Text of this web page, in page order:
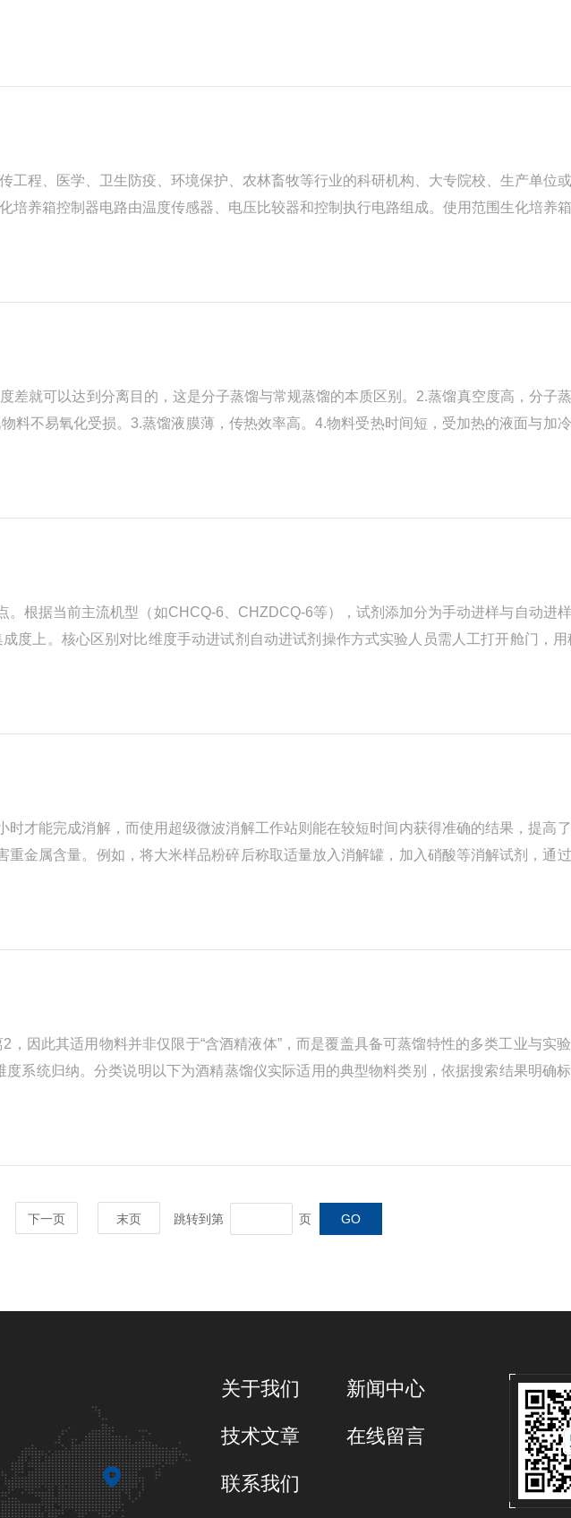
程、医学、卫生防疫、环境保护、农林畜牧等行业的科研机构、大专院校、生产单位
养箱控制器电路由温度传感器、电压比较器和控制执行电路组成。使用范围生化培养
差就可以达到分离目的，这是分子蒸馏与常规蒸馏的本质区别。2.蒸馏真空度高，分子
料不易氧化受损。3.蒸馏液膜薄，传热效率高。4.物料受热时间短，受加热的液面与加
。根据当前主流机型（如CHCQ-6、CHZDCQ-6等），试剂添加分为手动进样与自动进
度上。核心区别对比维度手动进试剂自动进试剂操作方式实验人员需人工打开舱门，
才能完成消解，而使用超级微波消解工作站则能在较短时间内获得准确的结果，提高
金属含量。例如，将大米样品粉碎后称取适量放入消解罐，加入硝酸等消解试剂，通
因此其适用物料并非仅限于“含酒精液体”，而是覆盖具备可蒸馏特性的多类工业与实
系统归纳。分类说明以下为酒精蒸馏仪实际适用的典型物料类别，依据搜索结果明确
下一页 末页 跳转到第 页
关于我们 新闻中心
技术文章 在线留言
联系我们